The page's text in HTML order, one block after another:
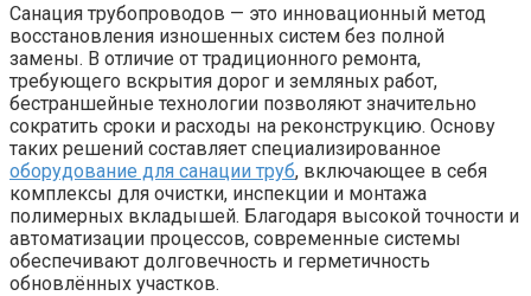
Санация трубопроводов — это инновационный метод
восстановления изношенных систем без полной
замены. В отличие от традиционного ремонта,
требующего вскрытия дорог и земляных работ,
бестраншейные технологии позволяют значительно
сократить сроки и расходы на реконструкцию. Основу
таких решений составляет специализированное
оборудование для санации труб, включающее в себя
комплексы для очистки, инспекции и монтажа
полимерных вкладышей. Благодаря высокой точности и
автоматизации процессов, современные системы
обеспечивают долговечность и герметичность
обновлённых участков.